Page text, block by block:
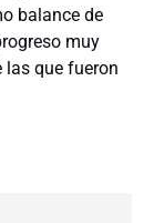
balance de
muy
las que fueron